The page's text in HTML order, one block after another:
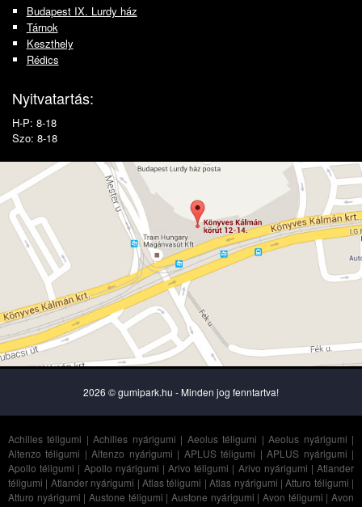
Budapest IX. Lurdy ház
Tárnok
Keszthely
Rédics
Nyitvatartás:
H-P: 8-18
Szo: 8-18
2026 © gumipark.hu - Minden jog fenntartva!
Achilles téligumi |Achilles nyárigumi | Aeolus téligumi |Aeolus nyárigumi |
Altenzo téligumi |Altenzo nyárigumi | APLUS téligumi |APLUS nyárigumi |
Apollo téligumi | Apollo nyárigumi |Arivo téligumi | Arivo nyárigumi |Atlander
téligumi | Atlander nyárigumi | Atlas téligumi |Atlas nyárigumi |Atturo téligumi |
Atturo nyárigumi |Austone téligumi |Austone nyárigumi |Avon téligumi |Avon